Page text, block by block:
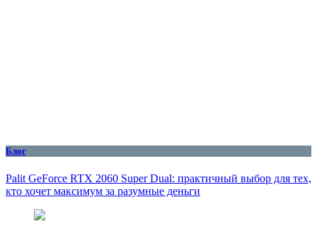
Блог
Palit GeForce RTX 2060 Super Dual: практичный выбор для тех,
кто хочет максимум за разумные деньги